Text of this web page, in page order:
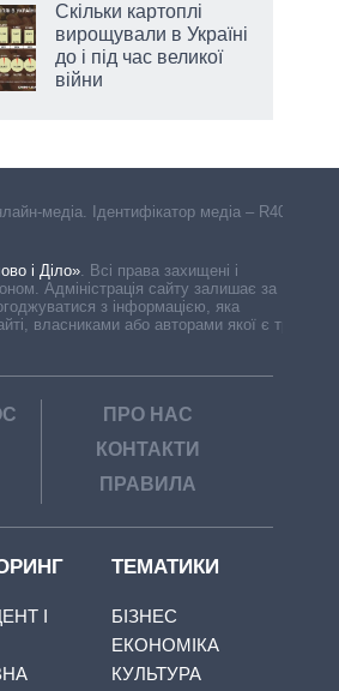
Скільки картоплі
вирощували в Україні
до і під час великої
війни
медіа. Ідентифікатор медіа – R40-
і Діло». Всі права захищені і
Адміністрація сайту залишає за
з інформацією, яка
власниками або авторами якої є треті
ПРО НАС
КОНТАКТИ
ПРАВИЛА
І
ТЕМАТИКИ
БІЗНЕС
ЕКОНОМІКА
КУЛЬТУРА